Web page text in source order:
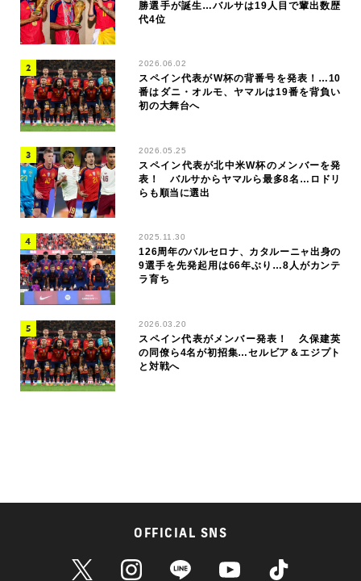
勝選手が誕生…バルサは19人目で輩出数歴
代4位
2026.06.02
スペイン代表がW杯の背番号を発表！…10
番はダニ・オルモ、ヤマルは19番を背負い
初の大舞台へ
2026.05.25
スペイン代表が北中米W杯のメンバーを発
表！ バルサからヤマルら最多8名…ロドリ
らも順当に選出
2025.11.30
126周年のバルセロナ、カタルーニャ出身の
9選手を先発起用は66年ぶり…8人がカンテ
ラ育ち
2026.03.20
スペイン代表がメンバー発表！ 久保建英
の同僚ら4名が初招集…セルビア＆エジプト
と対戦へ
OFFICIAL SNS